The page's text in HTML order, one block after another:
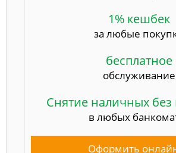
1% кешбек
за любые
бесплатное
обслуживание
Снятие наличных без
в любых
Оформить